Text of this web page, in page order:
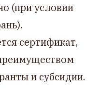
(при условии
сертификат,
и субсидии.